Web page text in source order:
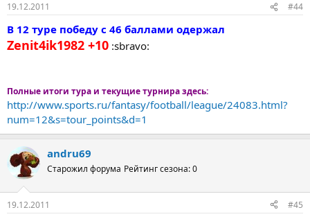
19.12.2011 #44
В 12 туре победу с 46 баллами одержал
Zenit4ik1982 +10 :sbravo:
Полные итоги тура и текущие турнира здесь:
http://www.sports.ru/fantasy/football/league/24083.html?
num=12&s=tour_points&d=1
andru69
Старожил форума Рейтинг сезона: 0
19.12.2011 #45